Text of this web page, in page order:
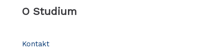
O Studium
Kontakt